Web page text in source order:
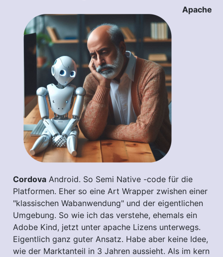
Apache
Cordova Android. So Semi Native -code für die
Platformen. Eher so eine Art Wrapper zwishen einer
"klassischen Wabanwendung" und der eigentlichen
Umgebung. So wie ich das verstehe, ehemals ein
Adobe Kind, jetzt unter apache Lizens unterwegs.
Eigentlich ganz guter Ansatz. Habe aber keine Idee,
wie der Marktanteil in 3 Jahren aussieht. Als im kern